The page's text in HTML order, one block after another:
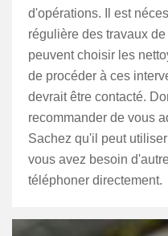
d'opérations. Il est
régulière des travaux
peuvent choisir les
de procéder à ces
devrait être contacté.
recommander de vous
Sachez qu'il peut
vous avez besoin
téléphoner directement.